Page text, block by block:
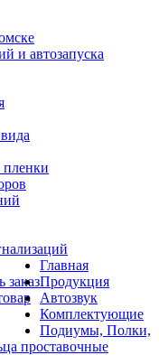
и автозапуска
пленки
заказ
Главная
Продукция
Автозвук
Комплектующие
Подиумы, Полки,
проставочные